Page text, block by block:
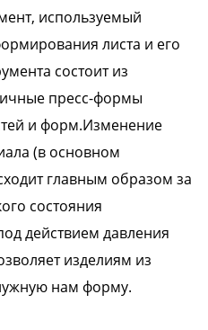
используемый
листа и его
состоит из
пресс-формы
и форм.Изменение
(в основном
главным образом за
состояния
действием давления
изделиям из
нам форму.